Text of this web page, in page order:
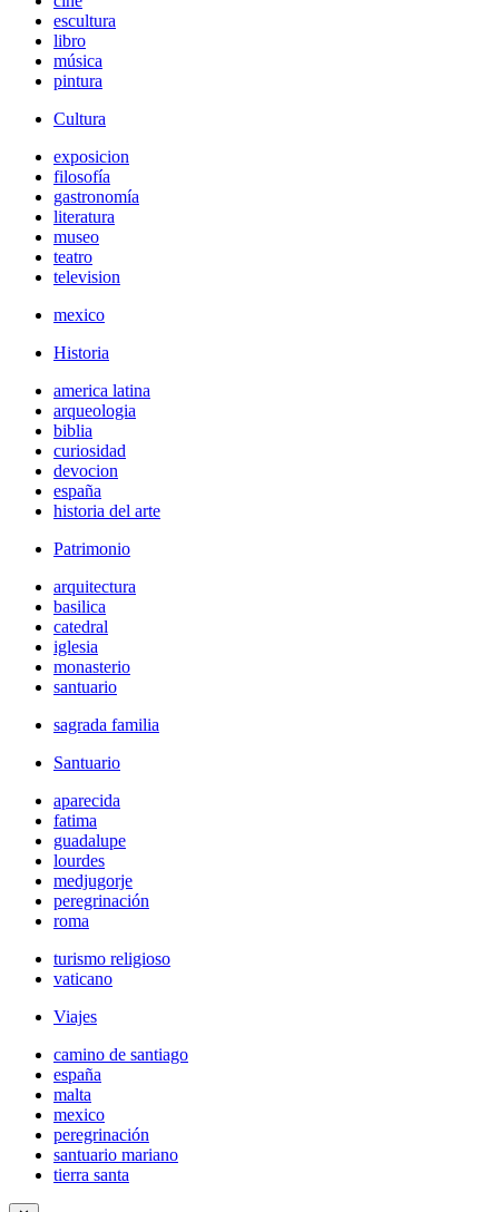
escultura
libro
música
pintura
Cultura
exposicion
filosofía
gastronomía
literatura
museo
teatro
television
mexico
Historia
america latina
arqueologia
biblia
curiosidad
devocion
españa
historia del arte
Patrimonio
arquitectura
basilica
catedral
iglesia
monasterio
santuario
sagrada familia
Santuario
aparecida
fatima
guadalupe
lourdes
medjugorje
peregrinación
roma
turismo religioso
vaticano
Viajes
camino de santiago
españa
malta
mexico
peregrinación
santuario mariano
tierra santa